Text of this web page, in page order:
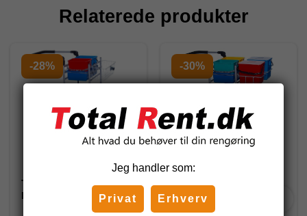
Relaterede produkter
-28%
Tina rengøringsvogn
Ergo 207000
-30%
Tina rengøringsvogn
Ergo 207013
Jeg handler som:
Privat Erhverv